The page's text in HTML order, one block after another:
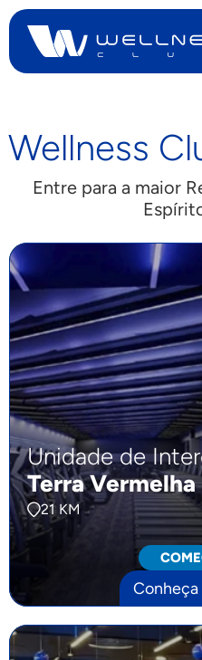
Wellness
Entre para a maior
Unidade de
Terra Vermelha
21 KM